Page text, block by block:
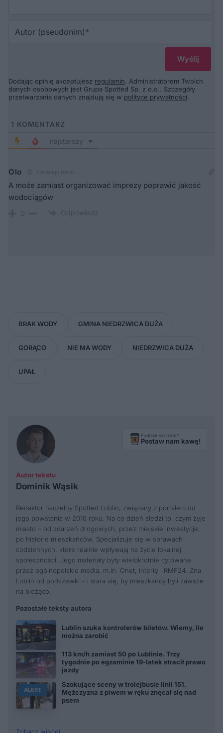
Dodając opinię akceptujesz regulamin. Administratorem Twoich
danych osobowych jest Grupa Spotted Sp. z o.o.. Szczegóły
przetwarzania danych znajdują się w polityce prywatności.
1 KOMENTARZ
najstarszy
Olo
A może zamiast organizować imprezy poprawić jakość
wodociągów
BRAK WODY GMINA NIEDRZWICA DUŻA
GORĄCO NIE MA WODY NIEDRZWICA DUŻA
UPAŁ
Autor tekstu
Dominik Wąsik
Podobał się tekst?
Postaw nam kawę!
Redaktor naczelny Spotted Lublin, związany z portalem od
jego powstania w 2016 roku. Na co dzień śledzi to, czym żyje
miasto – od zdarzeń drogowych, przez miejskie inwestycje,
po historie mieszkańców. Specjalizuje się w sprawach
codziennych, które realnie wpływają na życie lokalnej
społeczności. Jego materiały były wielokrotnie cytowane
przez ogólnopolskie media, m.in. Onet, Interię i RMF24. Zna
Lublin od podszewki – i stara się, by mieszkańcy byli zawsze
na bieżąco.
Pozostałe teksty autora
Lublin szuka kontrolerów biletów. Wiemy, ile
można zarobić
113 km/h zamiast 50 po Lublinie. Trzy
tygodnie po egzaminie 19-latek stracił prawo
jazdy
ALERT
Szokujące sceny w trolejbusie linii 151.
Mężczyzna z piwem w ręku znęcał się nad
psem
Zobacz więcej